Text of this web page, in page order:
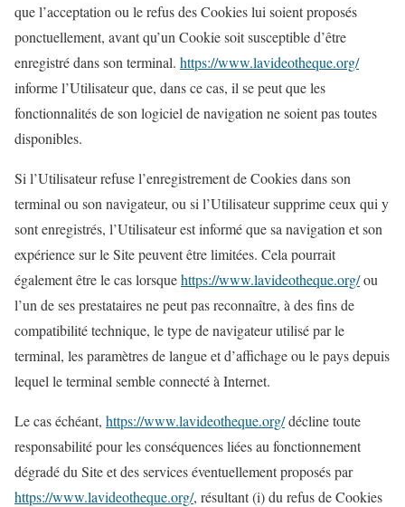
que l’acceptation ou le refus des Cookies lui soient proposés
ponctuellement, avant qu’un Cookie soit susceptible d’être
enregistré dans son terminal. https://www.lavideotheque.org/
informe l’Utilisateur que, dans ce cas, il se peut que les
fonctionnalités de son logiciel de navigation ne soient pas toutes
disponibles.
Si l’Utilisateur refuse l’enregistrement de Cookies dans son
terminal ou son navigateur, ou si l’Utilisateur supprime ceux qui y
sont enregistrés, l’Utilisateur est informé que sa navigation et son
expérience sur le Site peuvent être limitées. Cela pourrait
également être le cas lorsquehttps://www.lavideotheque.org/ou
l’un de ses prestataires ne peut pas reconnaître, à des fins de
compatibilité technique, le type de navigateur utilisé par le
terminal, les paramètres de langue et d’affichage ou le pays depuis
lequel le terminal semble connecté à Internet.
Le cas échéant, https://www.lavideotheque.org/décline toute
responsabilité pour les conséquences liées au fonctionnement
dégradé du Site et des services éventuellement proposés par
https://www.lavideotheque.org/, résultant (i) du refus de Cookies